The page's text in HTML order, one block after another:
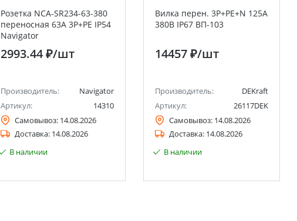
Розетка NCA-SR234-63-380
переносная 63А 3P+PE IP54
Navigator
2993.44 ₽/шт
Производитель:
Navigator
Артикул:
14310
Самовывоз: 14.08.2026
Доставка: 14.08.2026
В наличии
Вилка перен. 3Р+РЕ+N 125А
380В IP67 ВП-103
14457 ₽/шт
Производитель:
DEKraft
Артикул:
26117DEK
Самовывоз: 14.08.2026
Доставка: 14.08.2026
В наличии